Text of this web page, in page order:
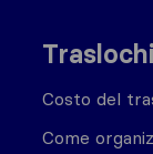
Costo del
Come